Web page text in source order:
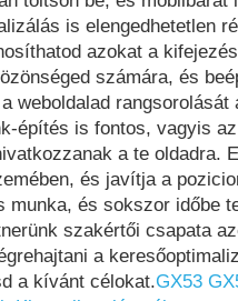
is elengedhetetlen
azokat a
számára, és
weboldalad
építés is fontos, vagyis
a te oldadra.
és javítja a
munka, és sokszor időbe
szakértői csapata
a
a kívánt célokat.GX53